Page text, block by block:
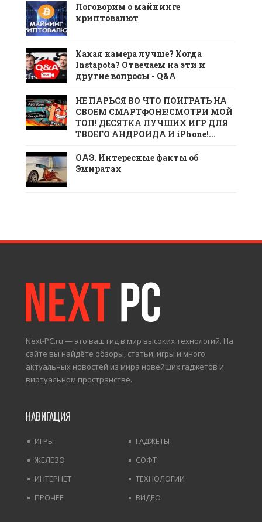
Поговорим о майнинге
криптовалют
Какая камера лучше? Когда
Instapota? Отвечаем на эти и
другие вопросы - Q&A
НЕ ПАРЬСЯ ВО ЧТО ПОИГРАТЬ НА
СВОЕМ СМАРТФОНЕ!СМОТРИ МОЙ
ТОП! ДЕСЯТКА ЛУЧШИХ ИГР ДЛЯ
ТВОЕГО АНДРОИДА И iPhone!...
ОАЭ. Интересные факты об
Эмиратах
Next-PC.ru — это ваш гид в мир высоких технологий. На
сайте вы найдёте обзоры, статьи, игры и много
актуальных новостей из мира новейших гаджетов и
виртуальном пространстве.
НАВИГАЦИЯ
ИГРЫ
ГАДЖЕТЫ
ЖЕЛЕЗО
СОФТ
ИНТЕРНЕТ
ТЕХНОЛОГИИ
ПРОЧЕЕ
ВИДЕО